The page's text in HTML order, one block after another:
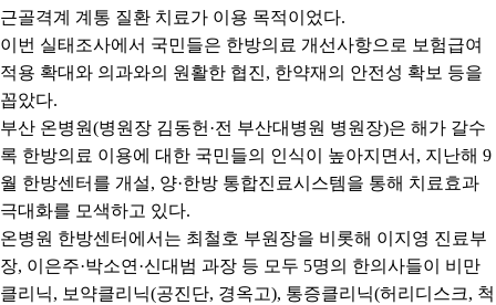
근골격계 계통 질환 치료가 이용 목적이었다.
이번 실태조사에서 국민들은 한방의료 개선사항으로 보험급여
적용 확대와 의과와의 원활한 협진, 한약재의 안전성 확보 등을
꼽았다.
부산 온병원(병원장 김동헌 ·전 부산대병원 병원장)은 해가 갈수
록 한방의료 이용에 대한 국민들의 인식이 높아지면서 , 지난해 9
월 한방센터를 개설, 양·한방 통합진료시스템을 통해 치료효과
극대화를 모색하고 있다.
온병원 한방센터에서는 최철호 부원장을 비롯해 이지영 진료부
장, 이은주·박소연 ·신대범 과장 등 모두 5명의 한의사들이 비만
클리닉, 보약클리닉(공진단, 경옥고), 통증클리닉(허리디스크, 척